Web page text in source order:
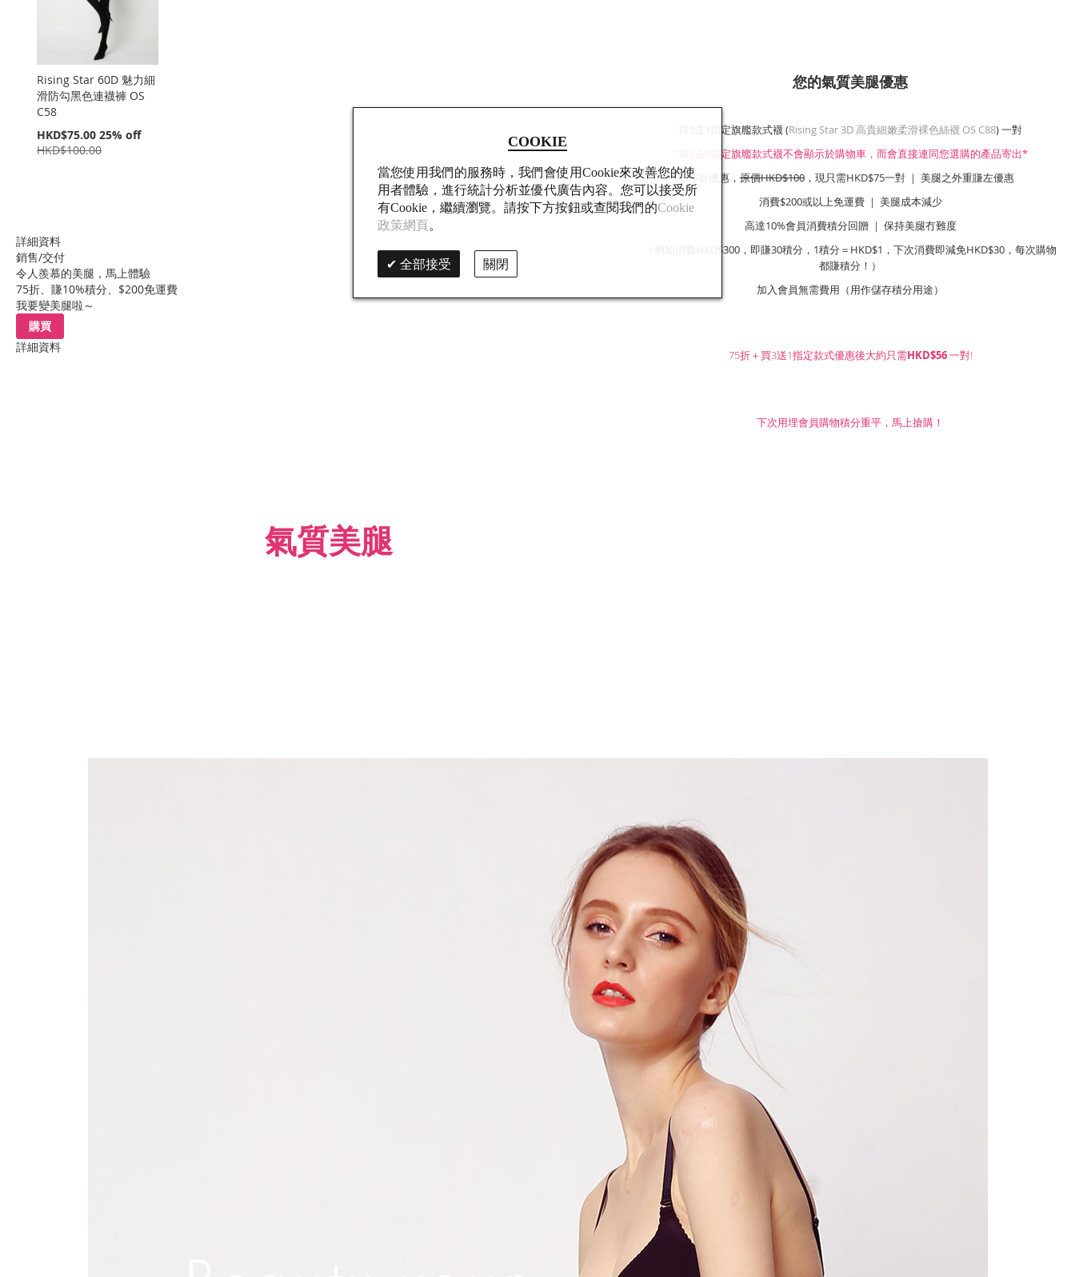
COOKIE
當您使用我們的服務時，我們會使用Cookie來改善您的使
用者體驗，進行統計分析並優代廣告內容。您可以接受所
有Cookie，繼續瀏覽。請按下方按鈕或查閱我們的Cookie
政策網頁。
全部接受 關閉
您的氣質美腿優惠
買3送1指定旗艦款式襪 (Rising Star 3D 高貴細嫩柔滑裸色絲襪 OS C88) 一對
*買3送1指定旗艦款式襪不會顯示於購物車，而會直接連同您選購的產品寄出*
75折優惠，原價HKD$100，現只需HKD$75一對 ｜ 美腿之外重賺左優惠
消費$200或以上免運費 ｜ 美腿成本減少
高達10%會員消費積分回贈 ｜ 保持美腿冇難度
（例如消費HKD$300，即賺30積分，1積分＝HKD$1，下次消費即減免HKD$30，每次購物
都賺積分！）
加入會員無需費用（用作儲存積分用途）
75折＋買3送1指定款式優惠後大約只需HKD$56一對!
下次用埋會員購物積分重平，馬上搶購！
Rising Star 60D 魅力細
滑防勾黑色連襪褲 OS
C58
特
價
HKD$75.00 25% off
HKD$100.00
詳細資料
銷售/交付
令人羨慕的美腿，馬上體驗
75折、賺10%積分、$200免運費
我要變美腿啦～
購買
詳細資料
氣質美腿